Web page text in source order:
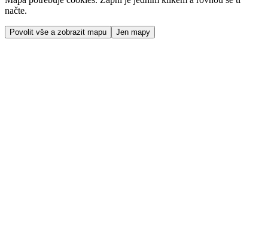
načte.
Povolit vše a zobrazit mapu Jen mapy